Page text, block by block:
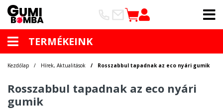
TERMÉKEINK
Kezdőlap Hírek, Aktualitások Rosszabbul tapadnak az eco nyári gumik
Rosszabbul tapadnak az eco nyári
gumik